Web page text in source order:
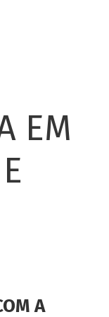
EM
A